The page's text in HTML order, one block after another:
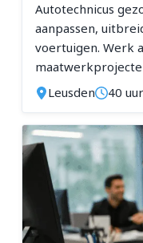
Autotechnicus
aanpassen,
voertuigen. Werk
Leusden
40 uur